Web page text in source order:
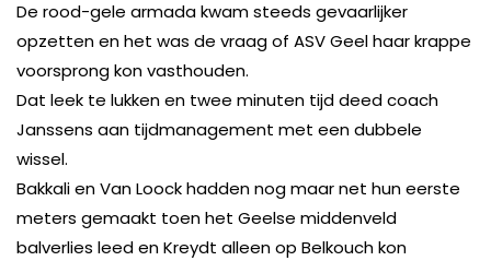
De rood-gele armada kwam steeds gevaarlijker
opzetten en het was de vraag of ASV Geel haar krappe
voorsprong kon vasthouden.
Dat leek te lukken en twee minuten tijd deed coach
Janssens aan tijdmanagement met een dubbele
wissel.
Bakkali en Van Loock hadden nog maar net hun eerste
meters gemaakt toen het Geelse middenveld
balverlies leed en Kreydt alleen op Belkouch kon